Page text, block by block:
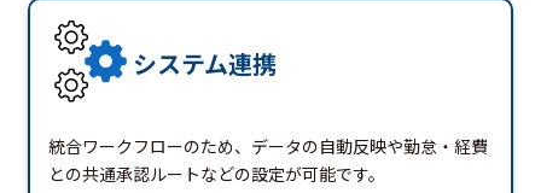
システム連携
統合ワークフローのため、データの自動反映や勤怠・経費
との共通承認ルートなどの設定が可能です。